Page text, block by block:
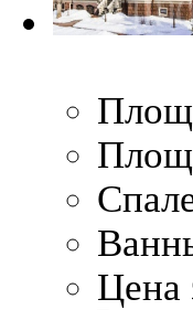
Цена